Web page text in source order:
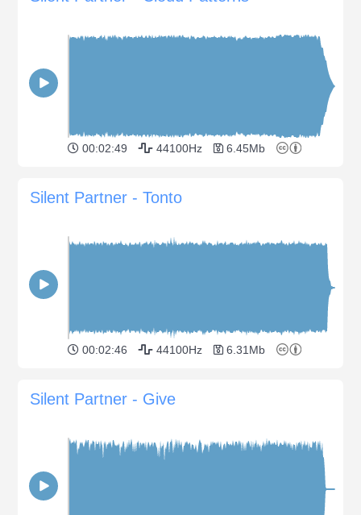
00:02:49 44100Hz 6.45Mb
Silent Partner - Tonto
00:02:46 44100Hz 6.31Mb
Silent Partner - Give